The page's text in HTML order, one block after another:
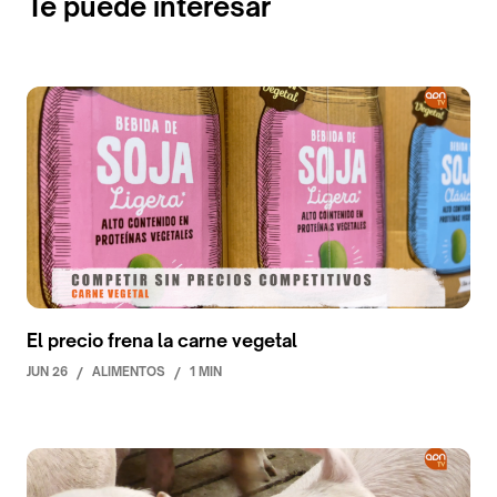
El precio frena la carne vegetal
JUN 26 / ALIMENTOS / 1 MIN